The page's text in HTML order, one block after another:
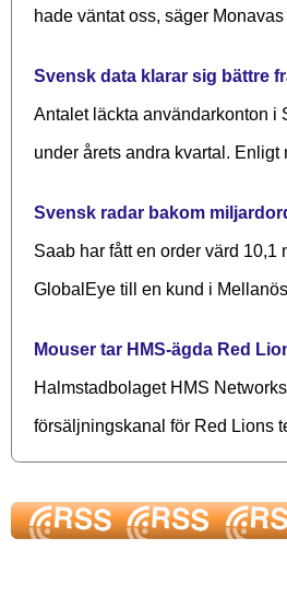
hade väntat oss, säger Monavas
Svensk data klarar sig bättre
Antalet läckta användarkonton i
under årets andra kvartal. Enligt
Svensk radar bakom
Saab har fått en order värd 10,1
GlobalEye till en kund i
Mouser tar HMS-ägda Red
Halmstadbolaget HMS
försäljningskanal för Red Lions